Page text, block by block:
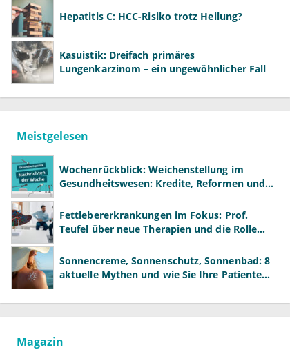
Hepatitis C: HCC-Risiko trotz Heilung?
Kasuistik: Dreifach primäres
Lungenkarzinom – ein ungewöhnlicher Fall
Meistgelesen
Wochenrückblick: Weichenstellung im
Gesundheitswesen: Kredite, Reformen und
Fettlebererkrankungen im Fokus: Prof.
Teufel über neue Therapien und die Rolle
Sonnencreme, Sonnenschutz, Sonnenbad: 8
aktuelle Mythen und wie Sie Ihre Patienten
Magazin